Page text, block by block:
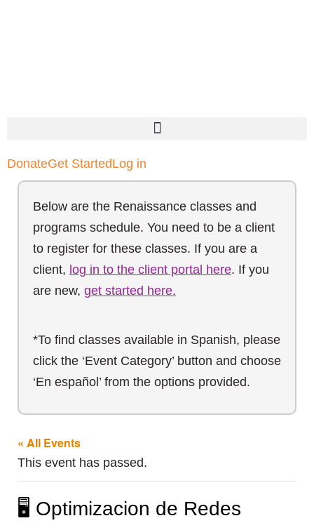
DonateGet StartedLog in
Below are the Renaissance classes and
programs schedule. You need to be a client
to register for these classes. If you are a
client, log in to the client portal here. If you
are new, get started here.
*To find classes available in Spanish, please
click the ‘Event Category’ button and choose
‘En español’ from the options provided.
« All Events
This event has passed.
🖥️ Optimizacion de Redes